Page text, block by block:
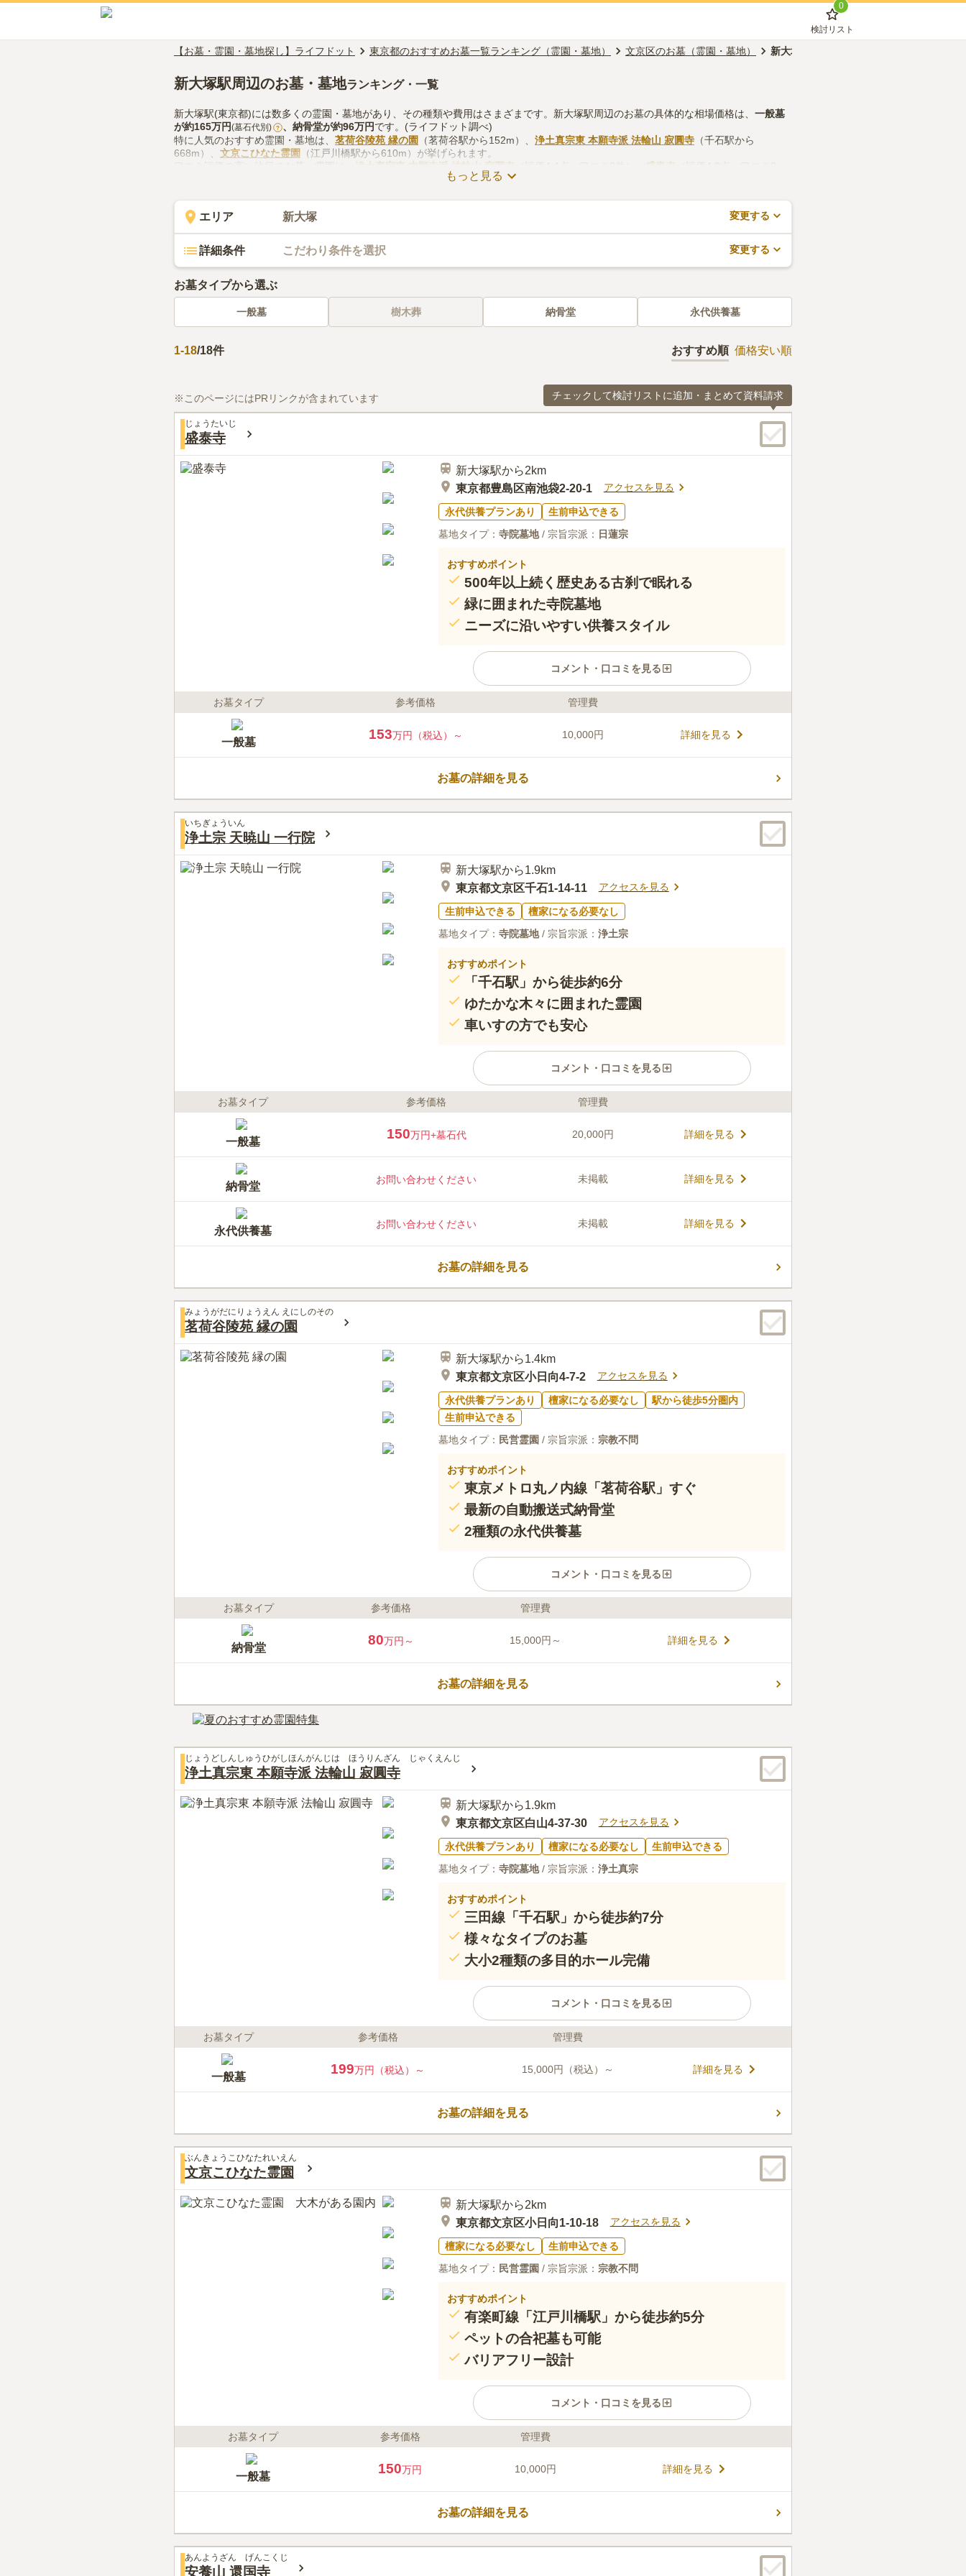
0
検討リスト
【お墓・霊園・墓地探し】ライフドット 東京都のおすすめお墓一覧ランキング（霊園・墓地） 文京区のお墓（霊園・墓地） 新大塚駅のお墓（霊園・墓地）
新大塚駅周辺のお墓・墓地ランキング・一覧
新大塚駅(東京都)には数多くの霊園・墓地があり、その種類や費用はさまざまです。新大塚駅周辺のお墓の具体的な相場価格は、 一般墓
が約165万円(墓石代別) ? 、 納骨堂が約96万円です。(ライフドット調べ)
特に人気のおすすめ霊園・墓地は、 茗荷谷陵苑 縁の園 （茗荷谷駅から152m）、 浄土真宗東 本願寺派 法輪山 寂圓寺 （千石駅から
668m）、 文京こひなた霊園 （江戸川橋駅から610m）が挙げられます。
浄土真宗東 本願寺派 法輪山 寂圓寺 盛泰寺
（評価3.6点・口コミ2件）があります。
の供花やお線香の入手方法などを考慮して選ぶとよいでしょう。資料請求や見学予約が無料でできますので、活用してみてください。
もっと見る
エリア 新大塚 変更する
詳細条件 こだわり条件を選択 変更する
お墓タイプから選ぶ
一般墓 樹木葬 納骨堂 永代供養墓
1-18/18件 おすすめ順 価格安い順
※このページにはPRリンクが含まれています チェックして検討リストに追加・まとめて資料請求
じょうたいじ
盛泰寺
新大塚駅から2km
東京都豊島区南池袋2-20-1
アクセスを見る
永代供養プランあり
生前申込できる
墓地タイプ： 寺院墓地/ 宗旨宗派： 日蓮宗
おすすめポイント
500年以上続く歴史ある古刹で眠れる
緑に囲まれた寺院墓地
ニーズに沿いやすい供養スタイル
コメント・口コミを見る
ライフドット編集部のコメント
す。 「池袋駅」から徒歩5分で行ける立地ににあるため、お参
り前後の予定も立てやすく都心にある墓苑ならではの利点と言
えます。 多くの木々が墓苑を囲み、落ち着いた雰囲気でお参り
できます。 永代供養墓は0.25㎡からとコンパクトなものから用
意されており、ニーズにあったお墓選びができます。
霊園に生け花を販売しているので、そこで購入する。食事は池
袋駅に出て駅周辺にてとる。予約してから行くので問題なく食事でき
る。
口コミの続きを読む
お墓タイプ 参考価格 管理費
一般墓
153万円（税込）～ 10,000円 詳細を見る
お墓の詳細を見る
いちぎょういん
浄土宗 天暁山 一行院
新大塚駅から1.9km
東京都文京区千石1-14-11
アクセスを見る
生前申込できる
檀家になる必要なし
墓地タイプ： 寺院墓地/ 宗旨宗派： 浄土宗
おすすめポイント
「千石駅」から徒歩約6分
ゆたかな木々に囲まれた霊園
車いすの方でも安心
コメント・口コミを見る
ライフドット編集部のコメント
なエリアにあります。 春には枝垂桜をみることができ、心穏や
かにお参りすることができる緑豊かな落着いた寺院です。 小動
骨可能です。 バリアフリー設計になっている為、お年寄りの方
や車いすの方でも安心してお参りができます。
口コミ評価
この霊園はまだ誰からも評価されていません。
お墓タイプ 参考価格 管理費
一般墓
150万円+墓石代 20,000円 詳細を見る
納骨堂
お問い合わせください 未掲載 詳細を見る
永代供養墓
お問い合わせください 未掲載 詳細を見る
お墓の詳細を見る
みょうがだにりょうえん えにしのその
茗荷谷陵苑 縁の園
新大塚駅から1.4km
東京都文京区小日向4-7-2
アクセスを見る
永代供養プランあり 檀家になる必要なし
駅から徒歩5分圏内
生前申込できる
墓地タイプ： 民営霊園 / 宗旨宗派： 宗教不問
おすすめポイント
東京メトロ丸ノ内線「茗荷谷駅」すぐ
最新の自動搬送式納骨堂
2種類の永代供養墓
コメント・口コミを見る
ライフドット編集部のコメント
物が一段と目を惹きます。バリアフリーですので年配の方も安
心してご利用が出来ます。宗教不問、永代にわたって供養され
ます。 館内の清掃や搬送機のメンテナンスのため毎月一回の休
館日がございます。詳しくはお問い合わせください。
お墓タイプ 参考価格 管理費
納骨堂
80万円～ 15,000円～ 詳細を見る
お墓の詳細を見る
じょうどしんしゅうひがしほんがんじは ほうりんざん じゃくえんじ
浄土真宗東 本願寺派 法輪山 寂圓寺
新大塚駅から1.9km
東京都文京区白山4-37-30
アクセスを見る
永代供養プランあり 檀家になる必要なし
生前申込できる
墓地タイプ： 寺院墓地/ 宗旨宗派： 浄土真宗
おすすめポイント
三田線「千石駅」から徒歩約7分
様々なタイプのお墓
大小2種類の多目的ホール完備
コメント・口コミを見る
ライフドット編集部のコメント
らぎのある近代的な寂圓寺は、三田線「千石駅」から徒歩7分
と、歩いてお参りできます。一般的な墓地のほかに室内墓地の
「法輪廟」、永代供養の納骨堂「寂光廟」など、様々なタイプ
がご用意されています。境内には、大小2種類のホールが設置さ
れているので、150名の着席も可能です。
都会のど真ん中なのに、とても静かです。お花や線香等は、地
下鉄駅で調達することが多いです。(お寺の周りはコンビニしかないので)
食事もお寺周辺ではなく別の場所に移動しています。
口コミの続きを読む
お墓タイプ 参考価格 管理費
一般墓
199万円（税込）～ 15,000円（税込）～ 詳細を見る
お墓の詳細を見る
ぶんきょうこひなたれいえん
文京こひなた霊園
新大塚駅から2km
東京都文京区小日向1-10-18
アクセスを見る
檀家になる必要なし
生前申込できる
墓地タイプ： 民営霊園 / 宗旨宗派： 宗教不問
おすすめポイント
有楽町線「江戸川橋駅」から徒歩約5分
ペットの合祀墓も可能
バリアフリー設計
コメント・口コミを見る
ライフドット編集部のコメント
良好な穏やかな雰囲気の霊園です。一般墓所のほかに、ペット
の合祀墓もあり、愛するペットと一緒に眠ることができます。
園内は、駐車場が完備され、安心のバリアフリー設計なので、
車イスの方もお参り頂けます。霊苑内には小さな管理事務所が
あり、スタッフは常駐していませんが、何かあった時の連絡先
周辺は高級住宅街でお店などはなく、お供え物や花は予め用意
お墓タイプ 参考価格 管理費
一般墓
150万円 10,000円 詳細を見る
お墓の詳細を見る
あんようざん げんこくじ
安養山 還国寺